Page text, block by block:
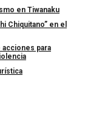
en Tiwanaku
Chiquitano” en el
para